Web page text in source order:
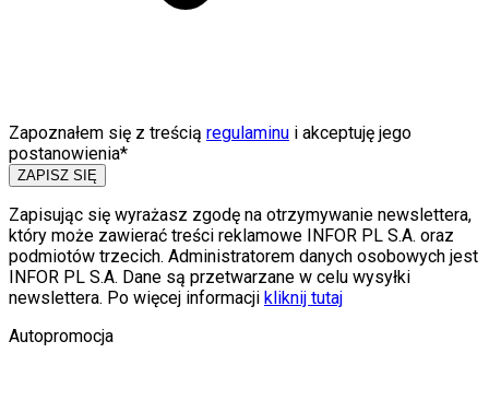
Zapoznałem się z treścią regulaminu i akceptuję jego
postanowienia*
ZAPISZ SIĘ
Zapisując się wyrażasz zgodę na otrzymywanie newslettera,
który może zawierać treści reklamowe INFOR PL S.A. oraz
podmiotów trzecich. Administratorem danych osobowych jest
INFOR PL S.A. Dane są przetwarzane w celu wysyłki
newslettera. Po więcej informacji kliknij tutaj
Autopromocja